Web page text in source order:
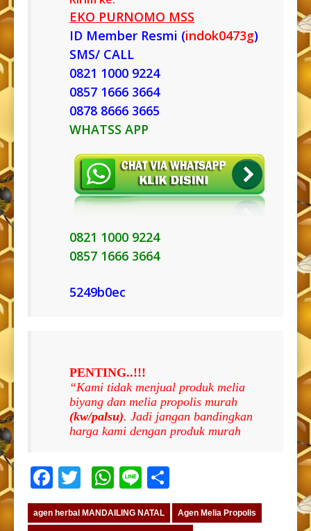
EKO PURNOMO MSS
ID Member Resmi (indok0473g)
SMS/ CALL
0821 1000 9224
0857 1666 3664
0878 8666 3665
WHATSS APP
0821 1000 9224
0857 1666 3664
5249b0ec
PENTING..!!!
“Kami tidak menjual produk melia
biyang dan melia propolis murah
(kw/palsu). Jadi jangan bandingkan
harga kami dengan produk murah
Facebook
TwitterWhatsApp
Line
agen herbal MANDAILING NATAL Agen Melia Propolis